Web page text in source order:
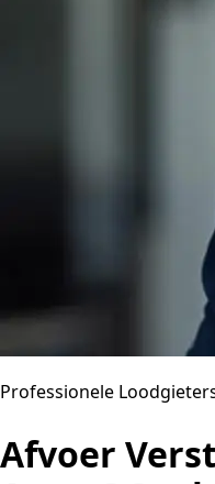
Professionele
Afvoer